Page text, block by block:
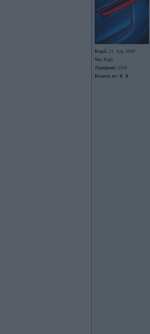
Kopš: 21. Sep 2009
No: Rīga
Ziņojumi: 5356
Braucu ar: ♛ ♛